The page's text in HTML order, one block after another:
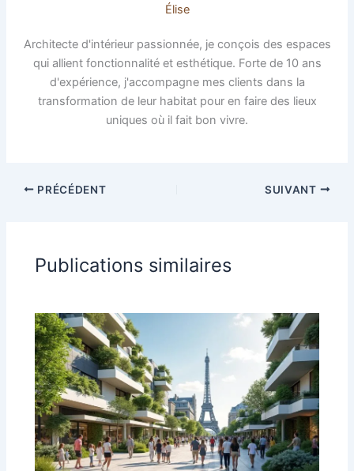
Élise
Architecte d'intérieur passionnée, je conçois des espaces
qui allient fonctionnalité et esthétique. Forte de 10 ans
d'expérience, j'accompagne mes clients dans la
transformation de leur habitat pour en faire des lieux
uniques où il fait bon vivre.
PRÉCÉDENT SUIVANT
Publications similaires